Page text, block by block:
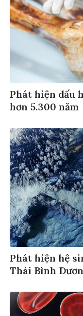
Phát hiện dấu
hơn 5.300 năm
Phát hiện hệ
Thái Bình